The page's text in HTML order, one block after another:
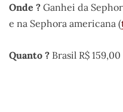
Onde ? Ganhei da
e na Sephora americana (
Quanto ? Brasil R$